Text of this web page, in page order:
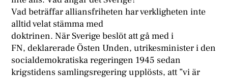
Vad beträffar alliansfriheten har verkligheten inte
alltid velat stämma med
doktrinen. När Sverige beslöt att gå med i
FN, deklarerade Östen Unden, utrikesminister i den
socialdemokratiska regeringen 1945 sedan
krigstidens samlingsregering upplösts, att ”vi är